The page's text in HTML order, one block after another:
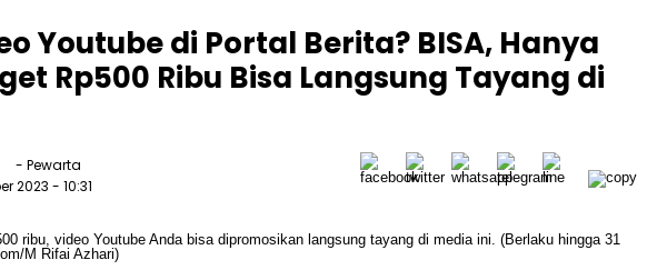
Youtube di Portal Berita? BISA, Hanya
Rp500 Ribu Bisa Langsung Tayang di
- Pewarta
2023 - 10:31